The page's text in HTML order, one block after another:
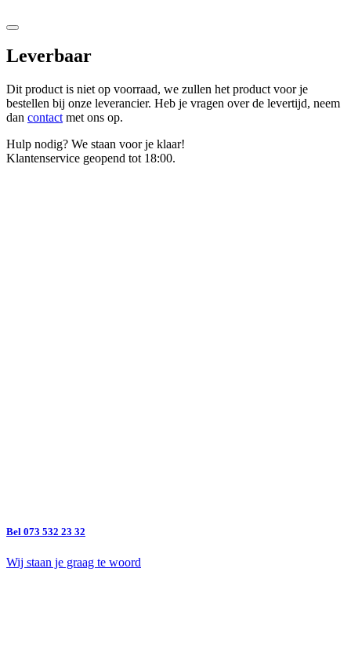
Leverbaar
Dit product is niet op voorraad, we zullen het product voor je
bestellen bij onze leverancier. Heb je vragen over de levertijd, neem
dan contact met ons op.
Hulp nodig? We staan voor je klaar!
Klantenservice geopend tot 18:00.
Bel 073 532 23 32
Wij staan je graag te woord